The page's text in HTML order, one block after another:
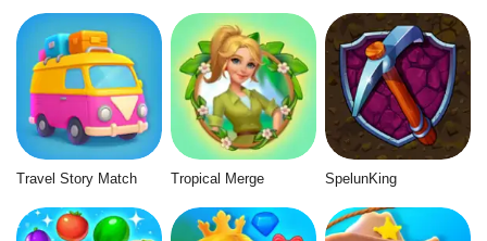
Travel Story Match Tropical Merge SpelunKing